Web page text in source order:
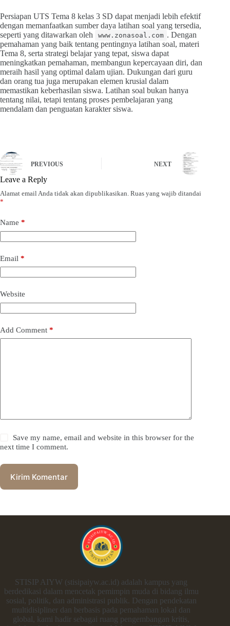
Persiapan UTS Tema 8 kelas 3 SD dapat menjadi lebih efektif
dengan memanfaatkan sumber daya latihan soal yang tersedia,
seperti yang ditawarkan oleh
www.zonasoal.com . Dengan
pemahaman yang baik tentang pentingnya latihan soal, materi
Tema 8, serta strategi belajar yang tepat, siswa dapat
meningkatkan pemahaman, membangun kepercayaan diri, dan
meraih hasil yang optimal dalam ujian. Dukungan dari guru
dan orang tua juga merupakan elemen krusial dalam
memastikan keberhasilan siswa. Latihan soal bukan hanya
tentang nilai, tetapi tentang proses pembelajaran yang
mendalam dan penguatan karakter siswa.
PREVIOUS NEXT
Leave a Reply
Alamat email Anda tidak akan dipublikasikan. Ruas yang wajib ditandai
*
Name *
Email *
Website
Add Comment *
Save my name, email and website in this browser for the
next time I comment.
Kirim Komentar
STISIP AIYW (stisipaiyw.ac.id) adalah kampus yang
berdedikasi dalam mencetak pemimpin muda di bidang ilmu
sosial, politik, dan administrasi publik. Dengan pendekatan
multidisipliner dan berbasis pada pemahaman lokal dan
global, kami hadir sebagai ruang pengembangan kritis,